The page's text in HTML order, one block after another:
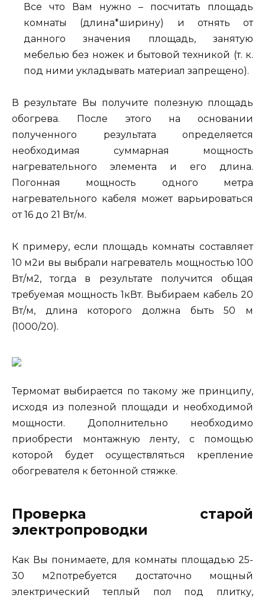
Все что Вам нужно – посчитать площадь
комнаты (длина*ширину) и отнять от
данного значения площадь, занятую
мебелью без ножек и бытовой техникой (т. к.
под ними укладывать материал запрещено).
В результате Вы получите полезную площадь
обогрева. После этого на основании
полученного результата определяется
необходимая суммарная мощность
нагревательного элемента и его длина.
Погонная мощность одного метра
нагревательного кабеля может варьироваться
от 16 до 21 Вт/м.
К примеру, если площадь комнаты составляет
10 м2и вы выбрали нагреватель мощностью 100
Вт/м2, тогда в результате получится общая
требуемая мощность 1кВт. Выбираем кабель 20
Вт/м, длина которого должна быть 50 м
(1000/20).
Термомат выбирается по такому же принципу,
исходя из полезной площади и необходимой
мощности. Дополнительно необходимо
приобрести монтажную ленту, с помощью
которой будет осуществляться крепление
обогревателя к бетонной стяжке.
Проверка старой
электропроводки
Как Вы понимаете, для комнаты площадью 25-
30 м2потребуется достаточно мощный
электрический теплый пол под плитку,